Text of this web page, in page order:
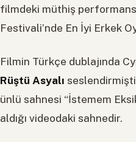
filmdeki müthiş
Festivali’nde En İyi Erkek
Filmin Türkçe dublajında
Rüştü Asyalı
ünlü sahnesi “İstemem
aldığı videodaki sahnedir.